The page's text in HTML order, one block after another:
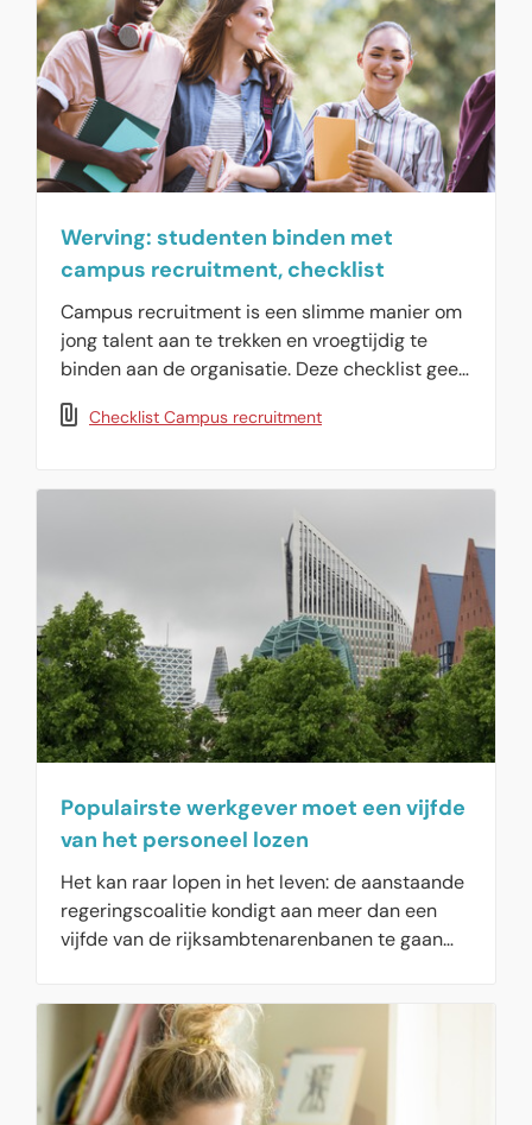
krappe arbeidsmarkt, zouden jongeren ook
kunnen verleiden om hun studie niet af te
maken, om zonder voldoende startkwalificaties
de arbeidsmarkt op te gaan, vrezen
werkgevers.
Werving: studenten binden met
campus recruitment, checklist
Campus recruitment is een slimme manier om
jong talent aan te trekken en vroegtijdig te
binden aan de organisatie. Deze checklist geeft
handige tips.
Checklist Campus recruitment
Populairste werkgever moet een vijfde
van het personeel lozen
Het kan raar lopen in het leven: de aanstaande
regeringscoalitie kondigt aan meer dan een
vijfde van de rijksambtenarenbanen te gaan
Nederland is. Vooral jongeren vinden de
overheid een aantrekkelijke werkgever, omdat
je daar unieke vaardigheden leert en
maatschappelijk relevant werk doet.